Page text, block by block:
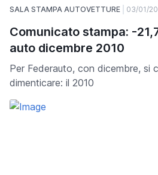
SALA STAMPA AUTOVETTURE 03/01/
Comunicato stampa: -
auto dicembre 2010
Per Federauto, con dicembre, si
dimenticare: il 2010